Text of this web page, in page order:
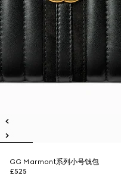
GG Marmont系列小号钱包
£525